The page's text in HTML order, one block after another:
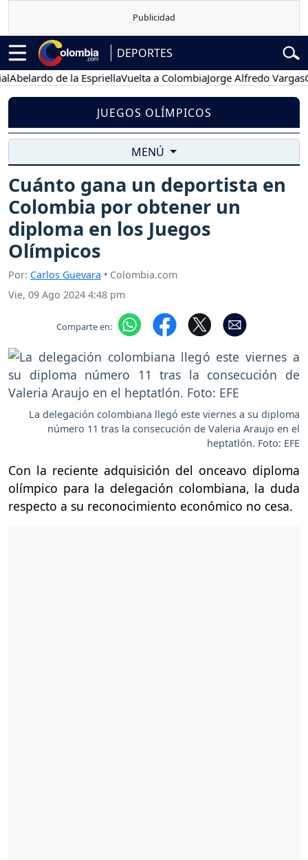
DEPORTES
de la EspriellaVuelta a ColombiaJorge Alfredo Vargas
JUEGOS OLÍMPICOS
MENÚ
Cuánto gana un deportista en
Colombia por obtener un
diploma en los Juegos
Olímpicos
Por: Carlos Guevara • Colombia.com
Vie, 09 Ago 2024 4:48 pm
Comparte en:
La delegación colombiana llegó este viernes a su diploma
número 11 tras la consecución de Valeria Araujo en el
heptatlón. Foto: EFE
Con la reciente adquisición del onceavo diploma
olímpico para la delegación colombiana, la duda
respecto a su reconocimiento económico no cesa.